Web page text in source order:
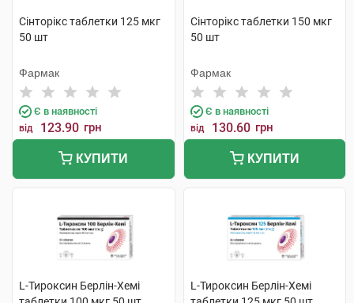
Сінторікс таблетки 125 мкг
50 шт
Фармак
Є в наявності
від 123.90 грн
КУПИТИ
Сінторікс таблетки 150 мкг
50 шт
Фармак
Є в наявності
від 130.60 грн
КУПИТИ
L-Тироксин Берлін-Хемі
L-Тироксин Берлін-Хемі